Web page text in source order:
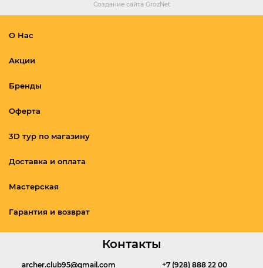
Создание сайта GrozNet
О Нас
Акции
Бренды
Оферта
3D тур по магазину
Доставка и оплата
Мастерская
Гарантия и возврат
Контакты
archer.club95@gmail.com +7 (928) 888 22 00